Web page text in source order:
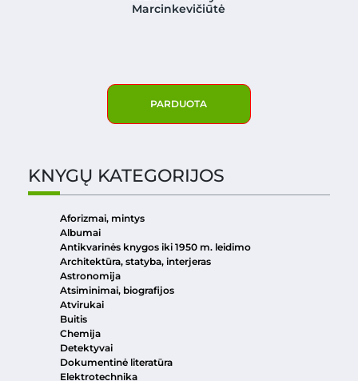
Marcinkevičiūtė
PARDUOTA
KNYGŲ KATEGORIJOS
Aforizmai, mintys
Albumai
Antikvarinės knygos iki 1950 m. leidimo
Architektūra, statyba, interjeras
Astronomija
Atsiminimai, biografijos
Atvirukai
Buitis
Chemija
Detektyvai
Dokumentinė literatūra
Elektrotechnika